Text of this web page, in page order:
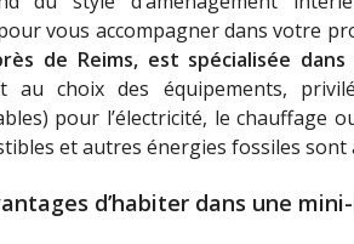
vous accompagner dans votre
de Reims, est spécialisée
au choix des équipements,
pour l’électricité, le chauffage
etautres énergies fossiles sont
d’habiter dans une